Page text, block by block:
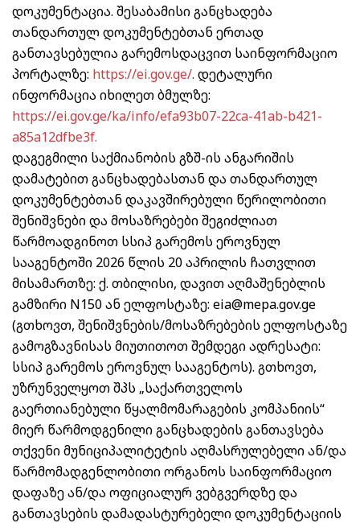
დოკუმენტაცია. შესაბამისი განცხადება
თანდართულ დოკუმენტებთან ერთად
განთავსებულიაგარემოსდაცვით საინფორმაციო
პორტალზე: https://ei.gov.ge/. დეტალური
ინფორმაცია იხილეთ ბმულზე:
https://ei.gov.ge/ka/info/efa93b07-22ca-41ab-b421-
a85a12dfbe3f.
დაგეგმილი საქმიანობის გზშ-ის ანგარიშის
დამატებით განცხადებასთან და თანდართულ
დოკუმენტებთან დაკავშირებული წერილობითი
შენიშვნები და მოსაზრებები შეგიძლიათ
წარმოადგინოთ სსიპ გარემოს ეროვნულ
სააგენტოში 2026 წლის 20 აპრილის ჩათვლით
მისამართზე: ქ. თბილისი, დავით აღმაშენებლის
გამზირი N150 ან ელფოსტაზე: eia@mepa.gov.ge
(გთხოვთ, შენიშვნების/მოსაზრებების ელფოსტაზე
გამოგზავნისას მიუთითოთ შემდეგი ადრესატი:
სსიპ გარემოს ეროვნულ სააგენტოს). გთხოვთ,
უზრუნველყოთ შპს „საქართველოს
გაერთიანებული წყალმომარაგების კომპანიის“
მიერ წარმოდგენილი განცხადების განთავსება
თქვენი მუნიციპალიტეტის აღმასრულებელი ან/და
წარმომადგენლობითი ორგანოს საინფორმაციო
დაფაზე ან/და ოფიციალურ ვებგვერდზე და
განთავსების დამადასტურებელი დოკუმენტაციის